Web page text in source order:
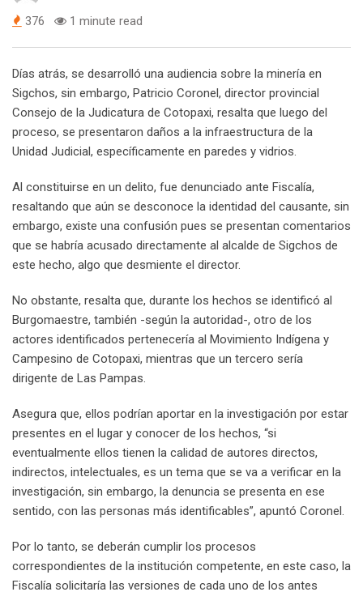
376 1 minute read
Días atrás, se desarrolló una audiencia sobre la minería en
Sigchos, sin embargo, Patricio Coronel, director provincial
Consejo de la Judicatura de Cotopaxi, resalta que luego del
proceso, se presentaron daños a la infraestructura de la
Unidad Judicial, específicamente en paredes y vidrios.
Al constituirse en un delito, fue denunciado ante Fiscalía,
resaltando que aún se desconoce la identidad del causante, sin
embargo, existe una confusión pues se presentan comentarios
que se habría acusado directamente al alcalde de Sigchos de
este hecho, algo que desmiente el director.
No obstante, resalta que, durante los hechos se identificó al
Burgomaestre, también -según la autoridad-, otro de los
actores identificados pertenecería al Movimiento Indígena y
Campesino de Cotopaxi, mientras que un tercero sería
dirigente de Las Pampas.
Asegura que, ellos podrían aportar en la investigación por estar
presentes en el lugar y conocer de los hechos, “si
eventualmente ellos tienen la calidad de autores directos,
indirectos, intelectuales, es un tema que se va a verificar en la
investigación, sin embargo, la denuncia se presenta en ese
sentido, con las personas más identificables”, apuntó Coronel.
Por lo tanto, se deberán cumplir los procesos
correspondientes de la institución competente, en este caso, la
Fiscalía solicitaría las versiones de cada uno de los antes